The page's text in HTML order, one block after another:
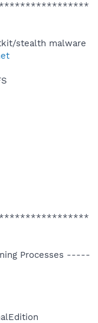
stealth malware
Processes -----